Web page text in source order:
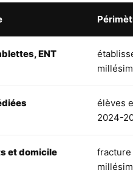
ENT
élèves
2024-
et domicile